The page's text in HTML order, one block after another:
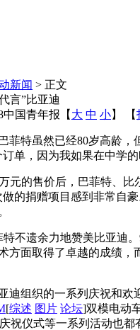
新闻 > 正文
言”比亚迪
中国青年报 【 大 中 小】 【
菲特虽然已经80岁高龄
单，因为我如果在中学
元的售价后，巴菲特、比
做的捐赠项目感到非常自
不遗余力地赞美比亚迪
方面取得了卓越的成绩
迪组织的一系列庆祝和
[综述 图片 论坛]双模电动
祝仪式等一系列活动也都